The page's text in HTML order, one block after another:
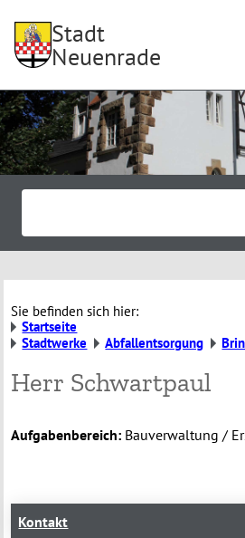
Stadt
Neuenrade
Sie befinden sich hier:
Startseite
Stadtwerke
Abfallentsorgung
Herr Schwartpaul
Aufgabenbereich: Bauverwaltung /
Kontakt